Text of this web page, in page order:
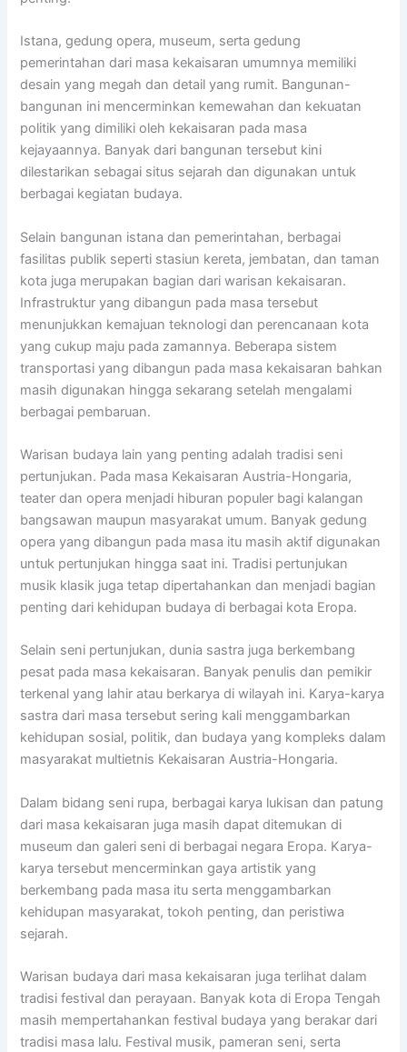
Istana, gedung opera, museum, serta gedung
pemerintahan dari masa kekaisaran umumnya memiliki
desain yang megah dan detail yang rumit. Bangunan-
bangunan ini mencerminkan kemewahan dan kekuatan
politik yang dimiliki oleh kekaisaran pada masa
kejayaannya. Banyak dari bangunan tersebut kini
dilestarikan sebagai situs sejarah dan digunakan untuk
berbagai kegiatan budaya.
Selain bangunan istana dan pemerintahan, berbagai
fasilitas publik seperti stasiun kereta, jembatan, dan taman
kota juga merupakan bagian dari warisan kekaisaran.
Infrastruktur yang dibangun pada masa tersebut
menunjukkan kemajuan teknologi dan perencanaan kota
yang cukup maju pada zamannya. Beberapa sistem
transportasi yang dibangun pada masa kekaisaran bahkan
masih digunakan hingga sekarang setelah mengalami
berbagai pembaruan.
Warisan budaya lain yang penting adalah tradisi seni
pertunjukan. Pada masa Kekaisaran Austria-Hongaria,
teater dan opera menjadi hiburan populer bagi kalangan
bangsawan maupun masyarakat umum. Banyak gedung
opera yang dibangun pada masa itu masih aktif digunakan
untuk pertunjukan hingga saat ini. Tradisi pertunjukan
musik klasik juga tetap dipertahankan dan menjadi bagian
penting dari kehidupan budaya di berbagai kota Eropa.
Selain seni pertunjukan, dunia sastra juga berkembang
pesat pada masa kekaisaran. Banyak penulis dan pemikir
terkenal yang lahir atau berkarya di wilayah ini. Karya-karya
sastra dari masa tersebut sering kali menggambarkan
kehidupan sosial, politik, dan budaya yang kompleks dalam
masyarakat multietnis Kekaisaran Austria-Hongaria.
Dalam bidang seni rupa, berbagai karya lukisan dan patung
dari masa kekaisaran juga masih dapat ditemukan di
museum dan galeri seni di berbagai negara Eropa. Karya-
karya tersebut mencerminkan gaya artistik yang
berkembang pada masa itu serta menggambarkan
kehidupan masyarakat, tokoh penting, dan peristiwa
sejarah.
Warisan budaya dari masa kekaisaran juga terlihat dalam
tradisi festival dan perayaan. Banyak kota di Eropa Tengah
masih mempertahankan festival budaya yang berakar dari
tradisi masa lalu. Festival musik, pameran seni, serta